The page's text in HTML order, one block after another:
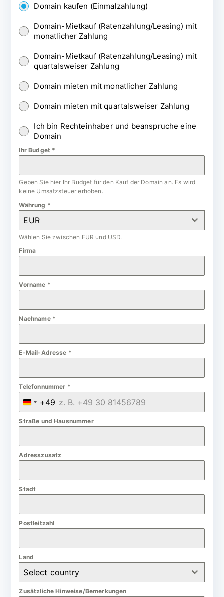
Domain kaufen (Einmalzahlung)
Domain-Mietkauf (Ratenzahlung/Leasing) mit
monatlicher Zahlung
Domain-Mietkauf (Ratenzahlung/Leasing) mit
quartalsweiser Zahlung
Domain mieten mit monatlicher Zahlung
Domain mieten mit quartalsweiser Zahlung
Ich bin Rechteinhaber und beanspruche eine
Domain
Ihr Budget *
Geben Sie hier Ihr Budget für den Kauf der Domain an. Es wird
keine Umsatzsteuer erhoben.
Währung *
EUR
Wählen Sie zwischen EUR und USD.
Firma
Vorname *
Nachname *
E-Mail-Adresse *
Telefonnummer *
G
e
m
a
y
+49
Straße und Hausnummer
Adresszusatz
Stadt
Postleitzahl
Land
Select country
Zusätzliche Hinweise/Bemerkungen